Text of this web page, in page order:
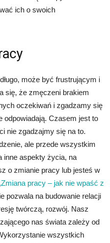
ich o swoich
może być frustrującym i
się, że zmęczeni brakiem
oczekiwań i zgadzamy się
odpowiadają. Czasem jest to
nie zgadzajmy się na to.
ale przede wszystkim
inne aspekty życia, na
o zmianie pracy lub jesteś w
pracy – jak nie wpaść z
pozwala na budowanie relacji
twórczą, rozwój. Nasz
nas świata zależy od
wszystkich